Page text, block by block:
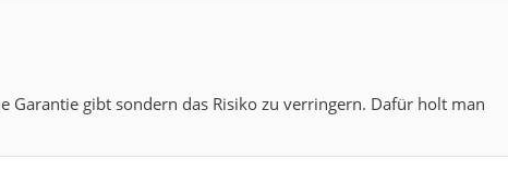
Garantie gibt sondern das Risiko zu verringern. Dafür holt man